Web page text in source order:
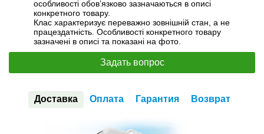
особливості обов’язково зазначаються в описі
конкретного товару.
Клас характеризує переважно зовнішній стан, а не
працездатність. Особливості конкретного товару
зазначені в описі та показані на фото.
Задать вопрос
Доставка Оплата Гарантия Возврат